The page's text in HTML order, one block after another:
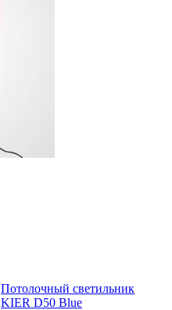
Потолочный светильник
KIER D50 Blue